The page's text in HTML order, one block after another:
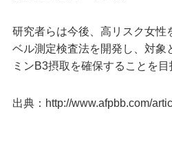
研究者らは今後、高リスク女性
ベル測定検査法を開発し、対象
ミンB3摂取を確保することを目
出典：http://www.afpbb.com/